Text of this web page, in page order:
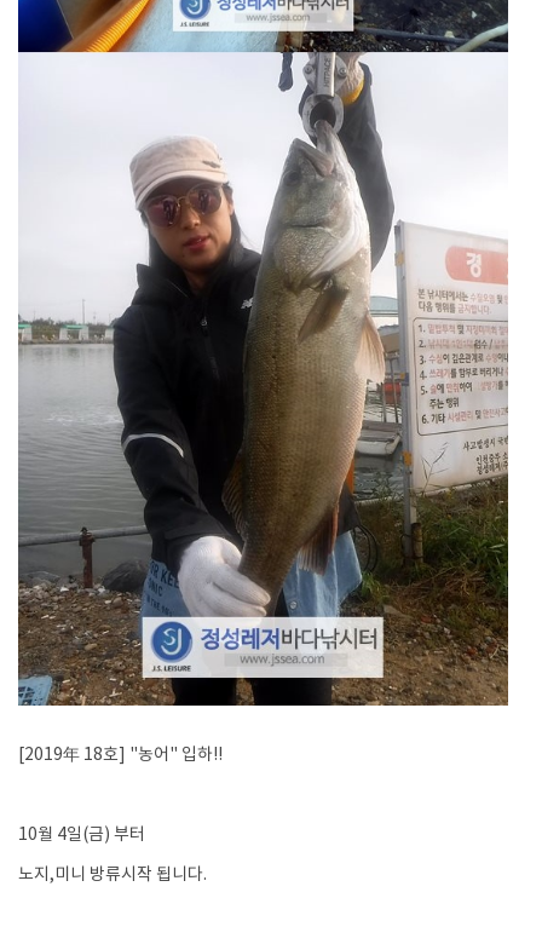
[2019年 18호] "농어" 입하!!
10월 4일(금) 부터
노지,미니 방류시작 됩니다.